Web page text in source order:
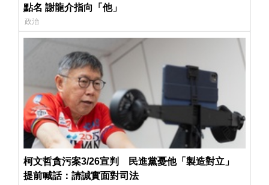
點名 謝龍介指向「他」
政治
柯文哲貪污案3/26宣判 民進黨憂他「製造對立」
提前喊話：請誠實面對司法